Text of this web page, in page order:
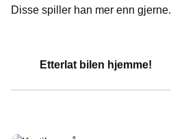
Disse spiller han mer enn gjerne.
Etterlat bilen hjemme!